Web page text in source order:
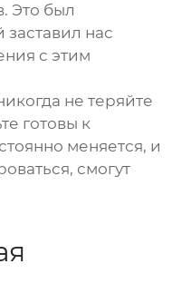
Это был
нас
с этим
не теряйте
готовы к
меняется, и
смогут